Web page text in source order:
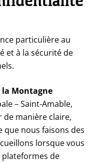
particulière au
et à la sécurité de
la Montagne
– Saint-Amable,
de manière claire,
que nous faisons des
lorsque vous
de